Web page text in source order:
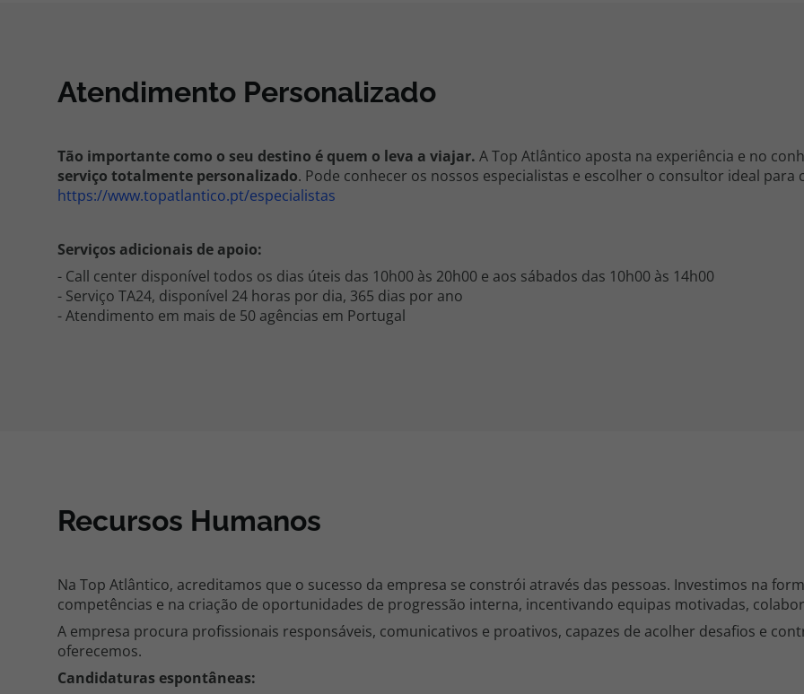
Atendimento Personalizado
Tão importante como o seu destino é quem o leva a viajar. A Top Atlântico aposta na experiência e no
serviço totalmente personalizado. Pode conhecer os nossos especialistas e escolher o consultor ideal para
https://www.topatlantico.pt/especialistas
Serviços adicionais de apoio:
- Call center disponível todos os dias úteis das 10h00 às 20h00 e aos sábados das 10h00 às 14h00
- Serviço TA24, disponível 24 horas por dia, 365 dias por ano
- Atendimento em mais de 50 agências em Portugal
Recursos Humanos
Na Top Atlântico, acreditamos que o sucesso da empresa se constrói através das pessoas. Investimos na
competências e na criação de oportunidades de progressão interna, incentivando equipas motivadas,
A empresa procura profissionais responsáveis, comunicativos e proativos, capazes de acolher desafios e
oferecemos.
Candidaturas espontâneas: